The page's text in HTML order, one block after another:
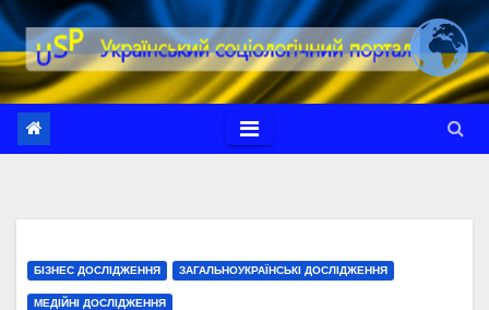
Перейти
до
вмісту
БІЗНЕС ДОСЛІДЖЕННЯ ЗАГАЛЬНОУКРАЇНСЬКІ ДОСЛІДЖЕННЯ
МЕДІЙНІ ДОСЛІДЖЕННЯ